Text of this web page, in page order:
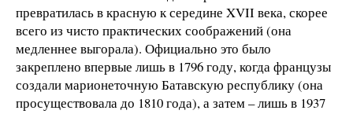
превратилась в красную к середине XVII века, скорее
всего из чисто практических соображений (она
медленнее выгорала). Официально это было
закреплено впервые лишь в 1796 году, когда французы
создали марионеточную Батавскую республику (она
просуществовала до 1810 года), а затем – лишь в 1937